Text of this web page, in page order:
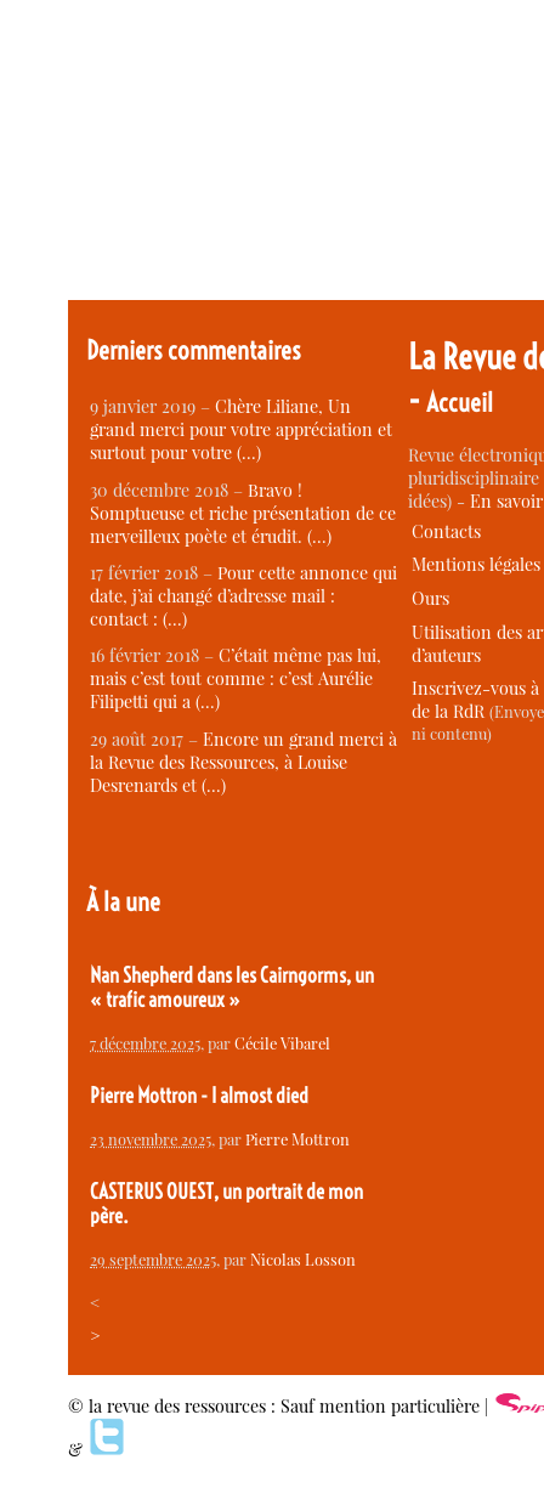
Derniers commentaires
9 janvier 2019 –Chère Liliane, Un
grand merci pour votre appréciation et
surtout pour votre (…)
30 décembre 2018 –Bravo !
Somptueuse et riche présentation de ce
merveilleux poète et érudit. (…)
17 février 2018 –Pour cette annonce qui
date, j’ai changé d’adresse mail :
contact : (…)
16 février 2018 –C’était même pas lui,
mais c’est tout comme : c’est Aurélie
Filipetti qui a (…)
29 août 2017 –Encore un grand merci à
la Revue des Ressources, à Louise
Desrenards et (…)
À la une
Nan Shepherd dans les Cairngorms, un
« trafic amoureux »
7 décembre 2025, parCécile Vibarel
Pierre Mottron - I almost died
23 novembre 2025, parPierre Mottron
CASTERUS OUEST, un portrait de mon
père.
29 septembre 2025, parNicolas Losson
<
>
La Revue
-Accueil
Revue
idées) -En
Contacts
Mentions légales
Ours
Utilisation des
d’auteurs
Inscrivez-vous
de la RdR
ni contenu)
© la revue des ressources : Sauf mention particulière |
&